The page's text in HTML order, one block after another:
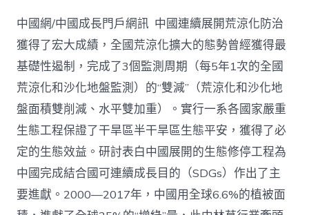
國
管
理：
中
國
查
包
養
網
心
得
荒
涼
化
防
中國網/中國成長門戶網訊 中國連續展開荒涼化防治
獲得了宏大成績，全國荒涼化擴大的態勢曾經獲得最
基礎性遏制，完成了3個監測周期（每5年1次的全國
荒涼化和沙化地盤監測）的“雙減”（荒涼化和沙化地
盤面積雙削減、水平雙加重）。實行一系各國家嚴重
生態工程保證了干旱區半干旱區生態平安，獲得了必
定的生態效益。研討表白中國展開的生態修停工程為
中國完成結合國可連續成長目的（SDGs）作出了主
要進獻。2000—2017年，中國用全球6.6%的植被面